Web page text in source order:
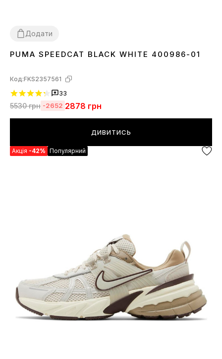
Додати
36373839 40414243 4445
PUMA SPEEDCAT BLACK WHITE 400986-01
Код:FKS2357561
33
5530грн -2652 2878 грн
ДИВИТИСЬ
Акція -42% Популярний